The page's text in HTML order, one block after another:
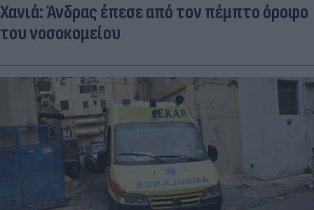
Χανιά: Άνδρας έπεσε από τον πέμπτο όροφο
του νοσοκομείου